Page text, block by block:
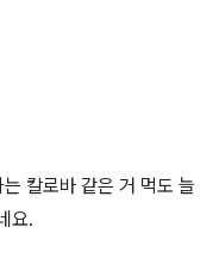
칼로바 같은 거 먹도 늘
요.